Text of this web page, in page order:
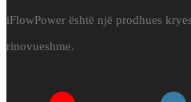
iFlowPower është një prodhues
rinovueshme.